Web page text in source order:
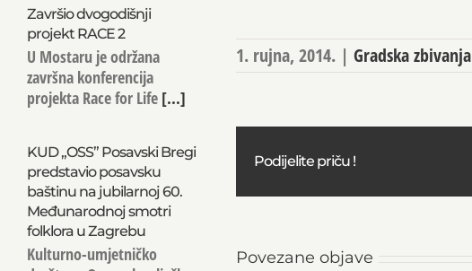
1. rujna, 2014. | Gradska zbivanja
Podijelite priču !
Povezane objave
Završio dvogodišnji
projekt RACE 2
U Mostaru je održana
završna konferencija
projekta Race for Life[...]
KUD „OSS” Posavski Bregi
predstavio posavsku
baštinu na jubilarnoj 60.
Međunarodnoj smotri
folklora u Zagrebu
Kulturno-umjetničko